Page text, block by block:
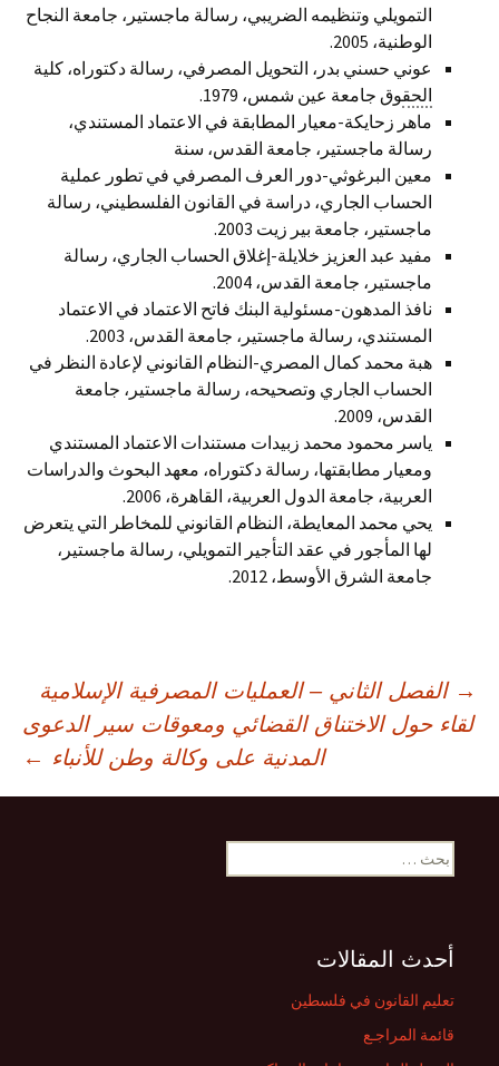
التمويلي وتنظيمه الضريبي، رسالة ماجستير، جامعة النجاح
الوطنية، 2005.
عوني حسني بدر، التحويل المصرفي، رسالة دكتوراه، كلية
الحقوق جامعة عين شمس، 1979.
ماهر زحايكة-معيار المطابقة في الاعتماد المستندي،
رسالة ماجستير، جامعة القدس، سنة
معين البرغوثي-دور العرف المصرفي في تطور عملية
الحساب الجاري، دراسة في القانون الفلسطيني، رسالة
ماجستير، جامعة بير زيت 2003.
مفيد عبد العزيز خلايلة-إغلاق الحساب الجاري، رسالة
ماجستير، جامعة القدس، 2004.
نافذ المدهون-مسئولية البنك فاتح الاعتماد في الاعتماد
المستندي، رسالة ماجستير، جامعة القدس، 2003.
هبة محمد كمال المصري-النظام القانوني لإعادة النظر في
الحساب الجاري وتصحيحه، رسالة ماجستير، جامعة
القدس، 2009.
ياسر محمود محمد زبيدات مستندات الاعتماد المستندي
ومعيار مطابقتها، رسالة دكتوراه، معهد البحوث والدراسات
العربية، جامعة الدول العربية، القاهرة، 2006.
يحي محمد المعايطة، النظام القانوني للمخاطر التي يتعرض
لها المأجور في عقد التأجير التمويلي، رسالة ماجستير،
جامعة الشرق الأوسط، 2012.
تصفّح
المقالات
→ الفصل الثاني – العمليات المصرفية الإسلامية
لقاء حول الاختناق القضائي ومعوقات سير الدعوى
المدنية على وكالة وطن للأنباء ←
عن:
أحدث المقالات
تعليم القانون في فلسطين
قائمة المراجـع